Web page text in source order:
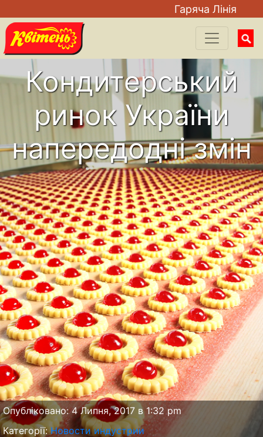
Гаряча Лiнiя
for:
Кондитерський
ринок України
напередодні змін
Опубліковано: 4 Липня, 2017 в 1:32 pm
Категорії:Новости индустрии